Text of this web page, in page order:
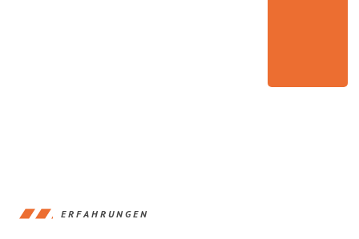
ERFAHRUNGEN